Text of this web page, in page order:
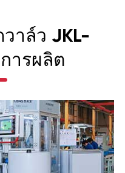
าล์ว JKL-
ารผลิต